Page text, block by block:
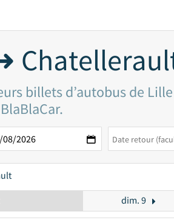
billets d’autobus de
BlaBlaCar.
dim. 9